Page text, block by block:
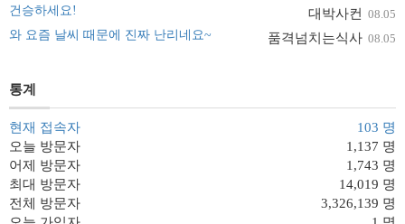
대박사컨 08.05
건승하세요!
품격넘치는식사 08.05
와 요즘 날씨 때문에 진짜 난리네요~
통계
현재 접속자
103 명
오늘 방문자
1,137 명
어제 방문자
1,743 명
최대 방문자
14,019 명
전체 방문자
3,326,139 명